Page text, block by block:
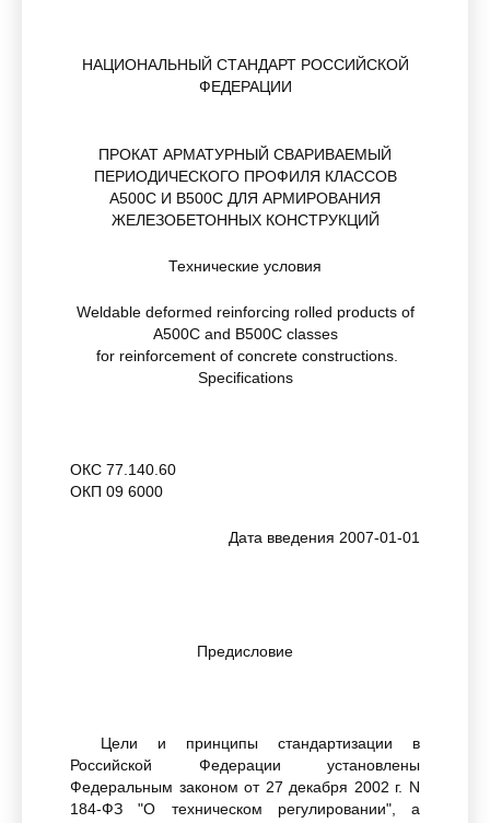
НАЦИОНАЛЬНЫЙ СТАНДАРТ РОССИЙСКОЙ
ФЕДЕРАЦИИ
ПРОКАТ АРМАТУРНЫЙ СВАРИВАЕМЫЙ
ПЕРИОДИЧЕСКОГО ПРОФИЛЯ КЛАССОВ
А500С И В500С ДЛЯ АРМИРОВАНИЯ
ЖЕЛЕЗОБЕТОННЫХ КОНСТРУКЦИЙ
Технические условия
Weldable deformed reinforcing rolled products of
A500C and B500C classes
for reinforcement of concrete constructions.
Specifications
ОКС 77.140.60
ОКП 09 6000
Дата введения 2007-01-01
Предисловие
Цели и принципы стандартизации в
Российской Федерации установлены
Федеральным законом от 27 декабря 2002 г. N
184-ФЗ "О техническом регулировании", а